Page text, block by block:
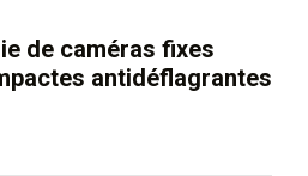
de caméras fixes
antidéflagrantes